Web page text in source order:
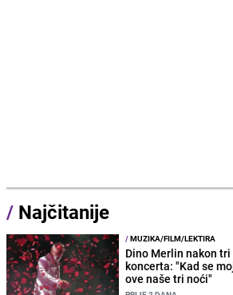
/ Najčitanije
/MUZIKA/FILM/LEKTIRA
Dino Merlin nakon
koncerta: "Kad se
ove naše tri noći"